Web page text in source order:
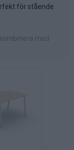
för stående
med
benen.